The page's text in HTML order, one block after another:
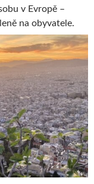
v Evropě –
na obyvatele.